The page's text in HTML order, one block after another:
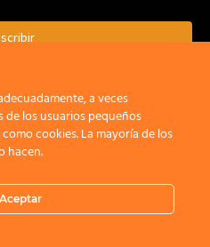
Aviso Legal Política de cookies
a veces
de los usuarios pequeños
cookies. La mayoría de los
hacen.
Aceptar